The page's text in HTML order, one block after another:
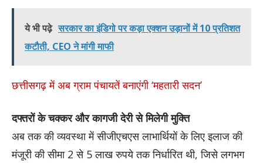
ये भी पढ़े सरकार का इंडिगो पर कड़ा एक्शन उड़ानों में 10 प्रतिशत
कटौती, CEO ने मांगी माफी
छत्तीसगढ़ में अब ग्राम पंचायतें बनाएंगी ‘महतारी सदन’
दफ्तरों के चक्कर और कागजी देरी से मिलेगी मुक्ति
अब तक की व्यवस्था में सीजीएचएस लाभार्थियों के लिए इलाज की
मंजूरी की सीमा 2 से 5 लाख रुपये तक निर्धारित थी, जिसे लगभग